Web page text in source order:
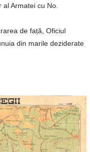
al Armatei cu No.
de față, Oficiul
din marile deziderate